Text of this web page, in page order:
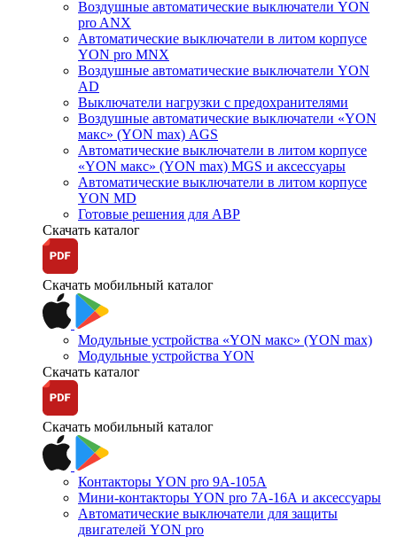
Воздушные автоматические выключатели YON
pro ANX
Автоматические выключатели в литом корпусе
YON pro MNX
Воздушные автоматические выключатели YON
AD
Выключатели нагрузки с предохранителями
Воздушные автоматические выключатели «YON
макс» (YON max) AGS
Автоматические выключатели в литом корпусе
«YON макс» (YON max) MGS и аксессуары
Автоматические выключатели в литом корпусе
YON MD
Готовые решения для АВР
Скачать каталог
Скачать мобильный каталог
Модульные устройства «YON макс» (YON max)
Модульные устройства YON
Скачать каталог
Скачать мобильный каталог
Контакторы YON pro 9А-105А
Мини-контакторы YON pro 7А-16А и аксессуары
Автоматические выключатели для защиты
двигателей YON pro